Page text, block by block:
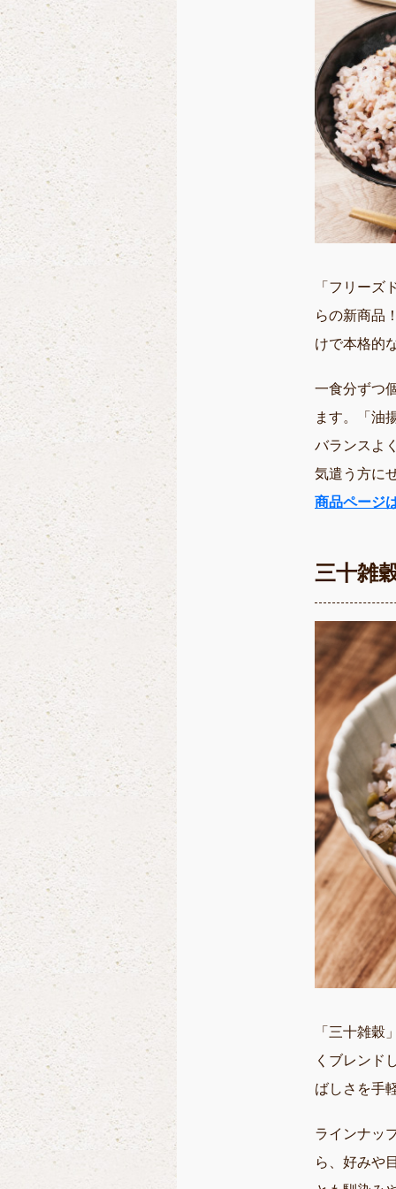
「フリーズ
らの新商品
けで本格的
一食分ずつ
ます。「油
バランスよ
気遣う方に
商品ページ
三十雑
「三十雑穀
くブレンド
ばしさを手
ラインナッ
ら、好みや